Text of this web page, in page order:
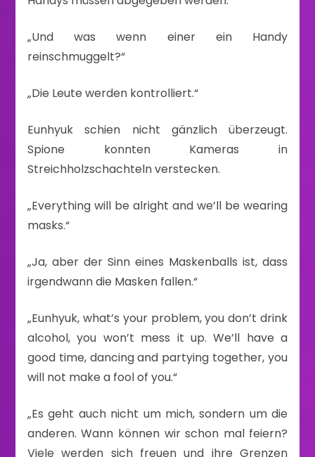
„Und was wenn einer ein Handy
reinschmuggelt?“
„Die Leute werden kontrolliert.“
Eunhyuk schien nicht gänzlich überzeugt.
Spione konnten Kameras in
Streichholzschachteln verstecken.
„Everything will be alright and we’ll be wearing
masks.“
„Ja, aber der Sinn eines Maskenballs ist, dass
irgendwann die Masken fallen.“
„Eunhyuk, what’s your problem, you don’t drink
alcohol, you won’t mess it up. We’ll have a
good time, dancing and partying together, you
will not make a fool of you.“
„Es geht auch nicht um mich, sondern um die
anderen. Wann können wir schon mal feiern?
Viele werden sich freuen und ihre Grenzen